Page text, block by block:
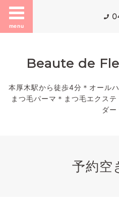
menu
Beaute de
本厚木駅から徒歩4分＊オール
まつ毛パーマ＊まつ毛エクス
ダー
予約空